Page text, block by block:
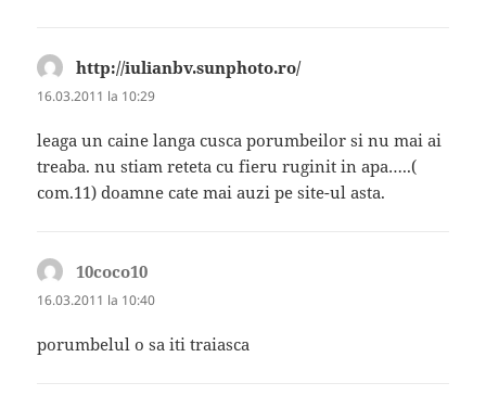
http://iulianbv.sunphoto.ro/spune:
16.03.2011 la 10:29
leaga un caine langa cusca porumbeilor si nu mai ai
treaba. nu stiam reteta cu fieru ruginit in apa…..(
com.11) doamne cate mai auzi pe site-ul asta.
10coco10
16.03.2011 la 10:40
porumbelul o sa iti traiasca